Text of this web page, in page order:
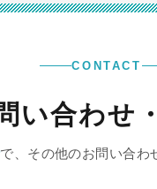
CONTACT
い合わせ
で、その他のお問い合わ